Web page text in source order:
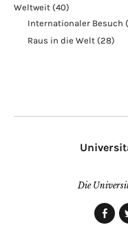
Weltweit (40)
Internationaler Besuch
Raus in die Welt (28)
Die